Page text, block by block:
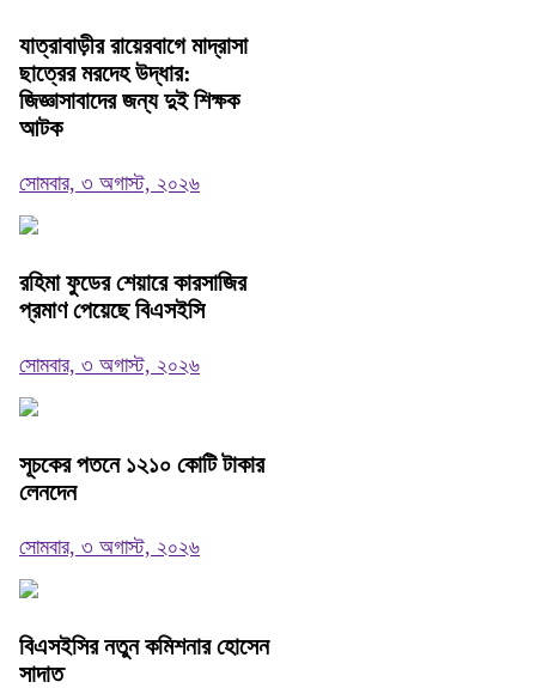
যাত্রাবাড়ীর রায়েরবাগে মাদ্রাসা
ছাত্রের মরদেহ উদ্ধার:
জিজ্ঞাসাবাদের জন্য দুই শিক্ষক
আটক
সোমবার, ৩ অগাস্ট, ২০২৬
রহিমা ফুডের শেয়ারে কারসাজির
প্রমাণ পেয়েছে বিএসইসি
সোমবার, ৩ অগাস্ট, ২০২৬
সূচকের পতনে ১২১০ কোটি টাকার
লেনদেন
সোমবার, ৩ অগাস্ট, ২০২৬
বিএসইসির নতুন কমিশনার হোসেন
সাদাত